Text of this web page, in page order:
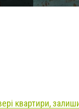
квартири,